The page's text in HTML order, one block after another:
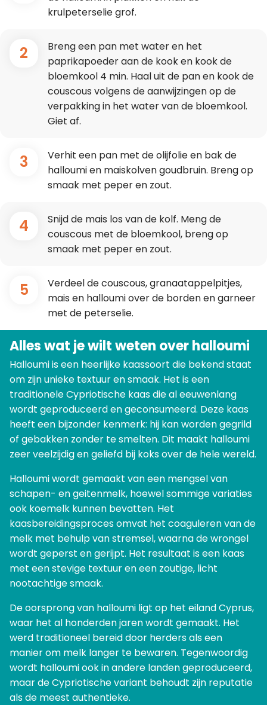
krulpeterselie grof.
2
Breng een pan met water en het
paprikapoeder aan de kook en kook de
bloemkool 4 min. Haal uit de pan en kook de
couscous volgens de aanwijzingen op de
verpakking in het water van de bloemkool.
Giet af.
3
Verhit een pan met de olijfolie en bak de
halloumi en maiskolven goudbruin. Breng op
smaak met peper en zout.
4
Snijd de mais los van de kolf. Meng de
couscous met de bloemkool, breng op
smaak met peper en zout.
5
Verdeel de couscous, granaatappelpitjes,
mais en halloumi over de borden en garneer
met de peterselie.
Alles wat je wilt weten over halloumi
Halloumi is een heerlijke kaassoort die bekend staat
om zijn unieke textuur en smaak. Het is een
traditionele Cypriotische kaas die al eeuwenlang
wordt geproduceerd en geconsumeerd. Deze kaas
heeft een bijzonder kenmerk: hij kan worden gegrild
of gebakken zonder te smelten. Dit maakt halloumi
zeer veelzijdig en geliefd bij koks over de hele wereld.
Halloumi wordt gemaakt van een mengsel van
schapen- en geitenmelk, hoewel sommige variaties
ook koemelk kunnen bevatten. Het
kaasbereidingsproces omvat het coaguleren van de
melk met behulp van stremsel, waarna de wrongel
wordt geperst en gerijpt. Het resultaat is een kaas
met een stevige textuur en een zoutige, licht
nootachtige smaak.
De oorsprong van halloumi ligt op het eiland Cyprus,
waar het al honderden jaren wordt gemaakt. Het
werd traditioneel bereid door herders als een
manier om melk langer te bewaren. Tegenwoordig
wordt halloumi ook in andere landen geproduceerd,
maar de Cypriotische variant behoudt zijn reputatie
als de meest authentieke.